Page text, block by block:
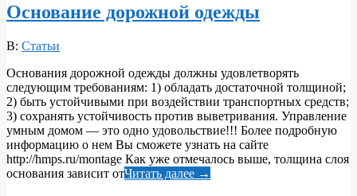
Основание дорожной одежды
2018-
06
В: Статьи
Основания дорожной одежды должны удовлетворять
следующим требованиям: 1) обладать достаточной толщиной;
2) быть устойчивыми при воздействии транспортных средств;
3) сохранять устойчивость против выветривания. Управление
умным домом — это одно удовольствие!!! Более подробную
информацию о нем Вы сможете узнать на сайте
http://hmps.ru/montage Как уже отмечалось выше, толщина слоя
основания зависит отЧитать далее →